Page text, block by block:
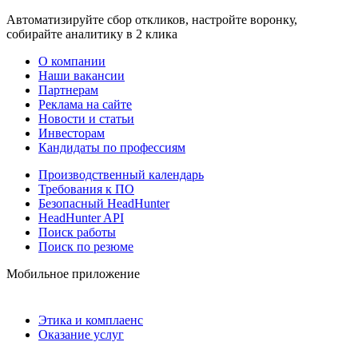
Автоматизируйте сбор откликов, настройте воронку,
собирайте аналитику в 2 клика
О компании
Наши вакансии
Партнерам
Реклама на сайте
Новости и статьи
Инвесторам
Кандидаты по профессиям
Производственный календарь
Требования к ПО
Безопасный HeadHunter
HeadHunter API
Поиск работы
Поиск по резюме
Мобильное приложение
Этика и комплаенс
Оказание услуг